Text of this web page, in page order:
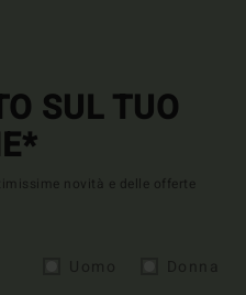
SUL TUO
novità e delle offerte